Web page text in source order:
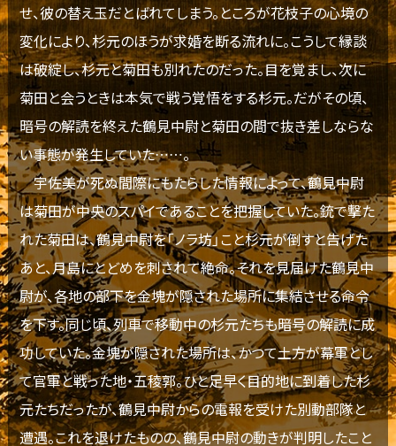
せ、彼の替え玉だとばれてしまう。ところが花枝子の心境の
変化により、杉元のほうが求婚を断る流れに。こうして縁談
は破綻し、杉元と菊田も別れたのだった。目を覚まし、次に
菊田と会うときは本気で戦う覚悟をする杉元。だがその頃、
暗号の解読を終えた鶴見中尉と菊田の間で抜き差しならな
い事態が発生していた……。
宇佐美が死ぬ間際にもたらした情報によって、鶴見中尉
は菊田が中央のスパイであることを把握していた。銃で撃た
れた菊田は、鶴見中尉を「ノラ坊」こと杉元が倒すと告げた
あと、月島にとどめを刺されて絶命。それを見届けた鶴見中
尉が、各地の部下を金塊が隠された場所に集結させる命令
を下す。同じ頃、列車で移動中の杉元たちも暗号の解読に成
功していた。金塊が隠された場所は、かつて土方が幕軍とし
て官軍と戦った地・五稜郭。ひと足早く目的地に到着した杉
元たちだったが、鶴見中尉からの電報を受けた別動部隊と
遭遇。これを退けたものの、鶴見中尉の動きが判明したこと